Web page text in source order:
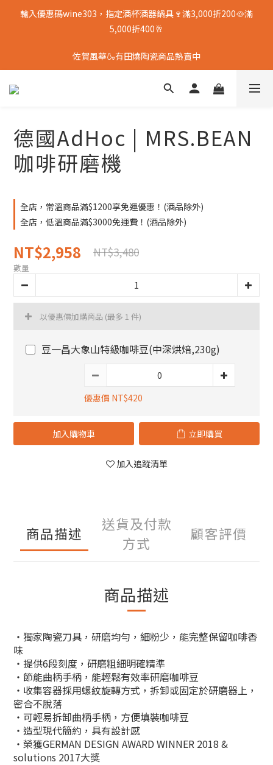
輸入優惠碼wine303，指定酒杯酒器鍋具🍷滿3,000折200🥘滿
5,000折400🥂
佐賀風華🍶有田燒陶瓷商品熱賣中
德國AdHoc | MRS.BEAN
咖啡研磨機
全店，常溫商品滿$1200享免運優惠！(酒品除外)
全店，低溫商品滿$3000免運費！(酒品除外)
NT$2,958 NT$3,480
數量
以優惠價加購商品 (最多 1 件)
豆一昌大象山特級咖啡豆(中深烘焙,230g)
優惠價 NT$420
加入購物車 立即購買
加入追蹤清單
商品描述
送貨及付款
方式
顧客評價
商品描述
‧獨家陶瓷刀具，研磨均勻，細粉少，能完整保留咖啡香
味
‧提供6段刻度，研磨粗細明確精準
‧節能曲柄手柄，能輕鬆有效率研磨咖啡豆
‧收集容器採用螺紋旋轉方式，拆卸或固定於研磨器上，
密合不脫落
‧可輕易拆卸曲柄手柄，方便填裝咖啡豆
‧造型現代簡約，具有設計感
‧榮獲GERMAN DESIGN AWARD WINNER 2018 &
solutions 2017大獎